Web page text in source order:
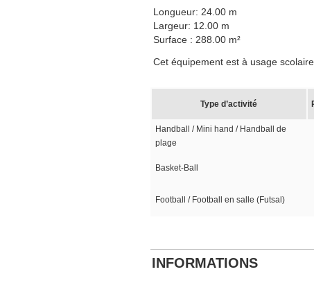
Longueur: 24.00 m
Largeur: 12.00 m
Surface : 288.00 m²
Cet équipement est à usage
Type d’activité
Handball / Mini hand / Handball de
plage
Basket-Ball
Football / Football en salle (Futsal)
INFORMATIONS